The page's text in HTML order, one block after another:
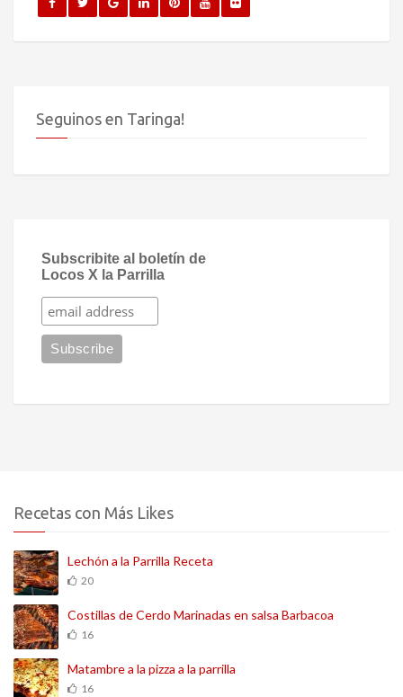
Seguinos en Taringa!
Subscribite al boletín de
Locos X la Parrilla
Recetas con Más Likes
Lechón a la Parrilla Receta
20
Costillas de Cerdo Marinadas en salsa Barbacoa
16
Matambre a la pizza a la parrilla
16